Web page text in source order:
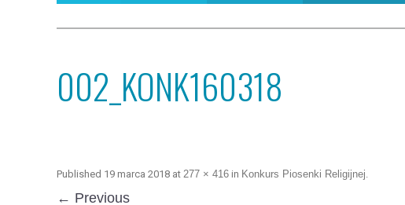
002_KONK160318
Published 19 marca 2018 at 277 × 416 in Konkurs Piosenki Religijnej.
← Previous